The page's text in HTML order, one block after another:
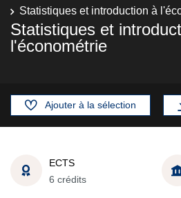
Statistiques et introduction à
Statistiques et
l'économétrie
Ajouter à la sélection
ECTS
6 crédits